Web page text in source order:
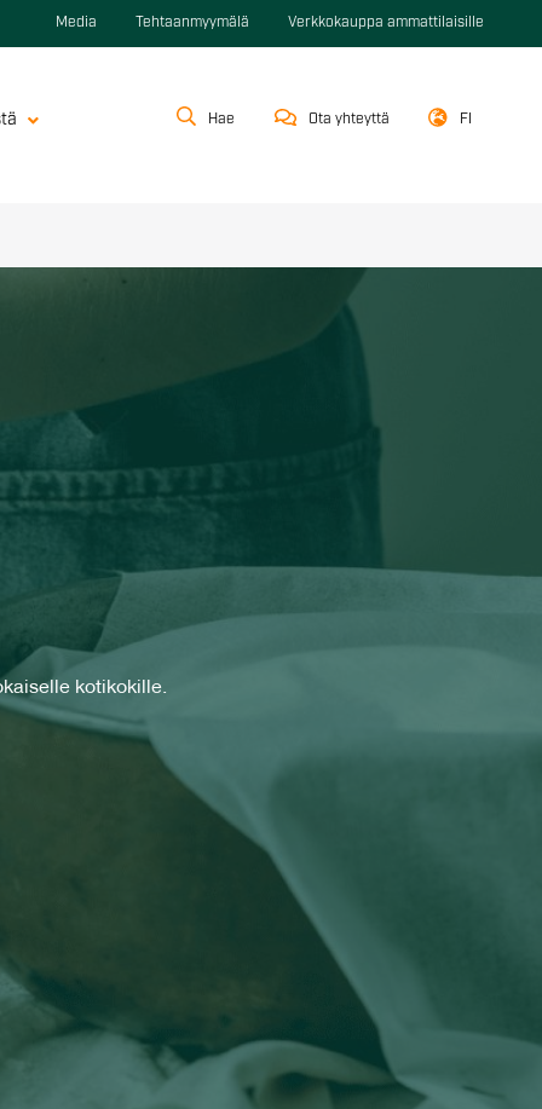
Media Tehtaanmyymälä Verkkokauppa ammattilaisille
Hae Ota yhteyttä FI
kotikokille.